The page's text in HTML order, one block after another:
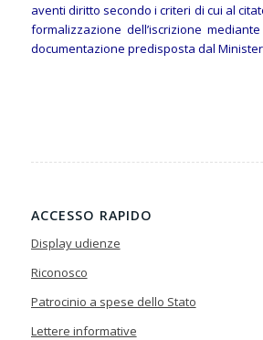
aventi diritto secondo i criteri di cui al
formalizzazione dell’iscrizione
documentazione predisposta dal
ACCESSO RAPIDO
Display udienze
Riconosco
Patrocinio a spese dello Stato
Lettere informative